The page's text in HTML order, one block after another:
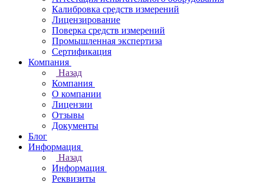
Калибровка средств измерений
Лицензирование
Поверка средств измерений
Промышленная экспертиза
Сертификация
Компания
Назад
Компания
О компании
Лицензии
Отзывы
Документы
Блог
Информация
Назад
Информация
Реквизиты